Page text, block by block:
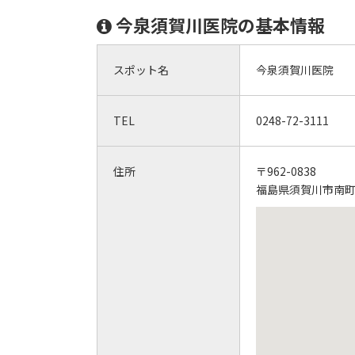
今泉須賀川医院の基本情報
スポット名 今泉須賀川医院
TEL 0248-72-3111
住所
〒962-0838
福島県須賀川市南